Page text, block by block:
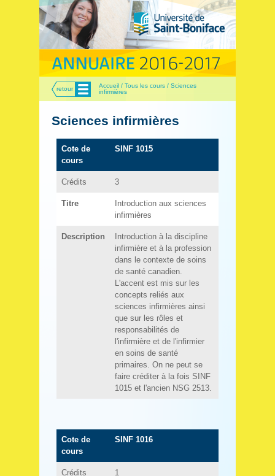
retour Menu
Accueil / Tous les cours / Sciences
infirmières
Sciences infirmières